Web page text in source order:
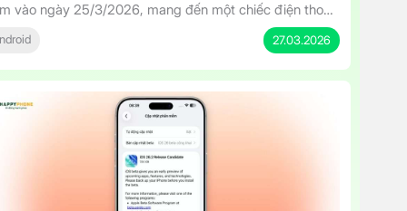
vào ngày 25/3/2026, mang đến một chiếc điện thoại
trung sở hữu thiết kế cao cấp, hiệu năng mạnh mẽ và
tính năng AI thông minh. Với mức giá khởi điểm chỉ từ
đồng, mẫu máy này hứa hẹn sẽ […]
27.03.2026